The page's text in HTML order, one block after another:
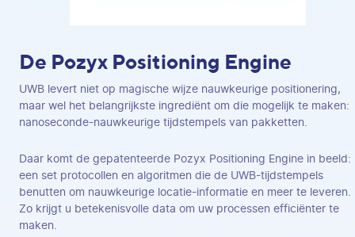
De Pozyx Positioning Engine
UWB levert niet op magische wijze nauwkeurige positionering,
maar wel het belangrijkste ingrediënt om die mogelijk te maken:
nanoseconde-nauwkeurige tijdstempels van pakketten.
Daar komt de gepatenteerde Pozyx Positioning Engine in beeld:
een set protocollen en algoritmen die de UWB-tijdstempels
benutten om nauwkeurige locatie-informatie en meer te leveren.
Zo krijgt u betekenisvolle data om uw processen efficiënter te
maken.